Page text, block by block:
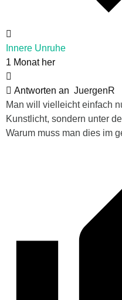
Innere Unruhe
1 Monat her
Antworten an JuergenR
Man will vielleicht einfach
Kunstlicht, sondern unter
Warum muss man dies im